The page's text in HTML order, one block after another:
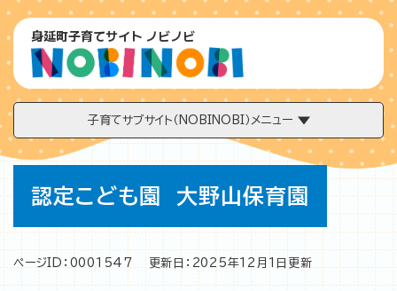
ペ
の
先
す
。
メニューを飛ばして本文へ
身延町子育てサイト ノビノビ
子育てサブサイト（NOBINOBI）メニュー
認定こども園 大野山保育園
ページID：0001547 更新日：2025年12月1日更新